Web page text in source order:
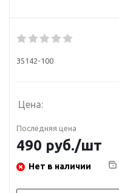
35142-100
Цена:
Последняя цена
490 руб./шт
Нет в наличии